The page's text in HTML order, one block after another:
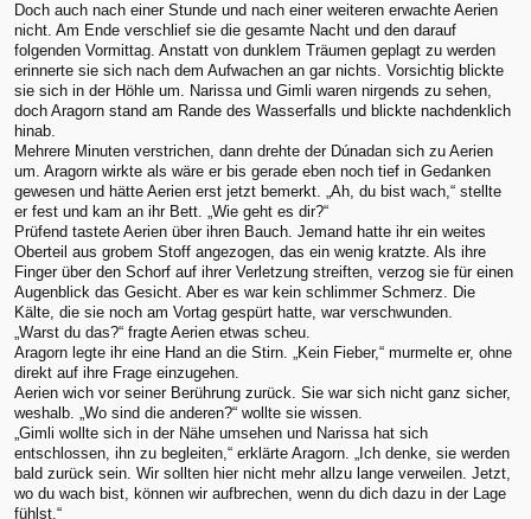
Doch auch nach einer Stunde und nach einer weiteren erwachte Aerien
nicht. Am Ende verschlief sie die gesamte Nacht und den darauf
folgenden Vormittag. Anstatt von dunklem Träumen geplagt zu werden
erinnerte sie sich nach dem Aufwachen an gar nichts. Vorsichtig blickte
sie sich in der Höhle um. Narissa und Gimli waren nirgends zu sehen,
doch Aragorn stand am Rande des Wasserfalls und blickte nachdenklich
hinab.
Mehrere Minuten verstrichen, dann drehte der Dúnadan sich zu Aerien
um. Aragorn wirkte als wäre er bis gerade eben noch tief in Gedanken
gewesen und hätte Aerien erst jetzt bemerkt. „Ah, du bist wach,“ stellte
er fest und kam an ihr Bett. „Wie geht es dir?“
Prüfend tastete Aerien über ihren Bauch. Jemand hatte ihr ein weites
Oberteil aus grobem Stoff angezogen, das ein wenig kratzte. Als ihre
Finger über den Schorf auf ihrer Verletzung streiften, verzog sie für einen
Augenblick das Gesicht. Aber es war kein schlimmer Schmerz. Die
Kälte, die sie noch am Vortag gespürt hatte, war verschwunden.
„Warst du das?“ fragte Aerien etwas scheu.
Aragorn legte ihr eine Hand an die Stirn. „Kein Fieber,“ murmelte er, ohne
direkt auf ihre Frage einzugehen.
Aerien wich vor seiner Berührung zurück. Sie war sich nicht ganz sicher,
weshalb. „Wo sind die anderen?“ wollte sie wissen.
„Gimli wollte sich in der Nähe umsehen und Narissa hat sich
entschlossen, ihn zu begleiten,“ erklärte Aragorn. „Ich denke, sie werden
bald zurück sein. Wir sollten hier nicht mehr allzu lange verweilen. Jetzt,
wo du wach bist, können wir aufbrechen, wenn du dich dazu in der Lage
fühlst.“